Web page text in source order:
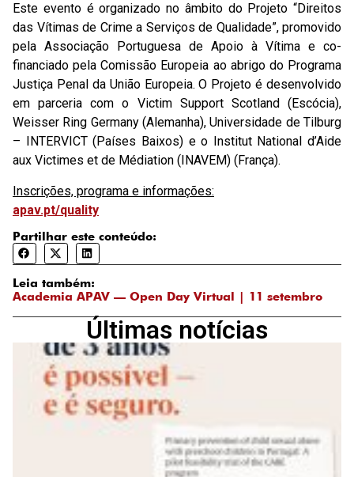
Este evento é organizado no âmbito do Projeto “Direitos
das Vítimas de Crime a Serviços de Qualidade”, promovido
pela Associação Portuguesa de Apoio à Vítima e co-
financiado pela Comissão Europeia ao abrigo do Programa
Justiça Penal da União Europeia. O Projeto é desenvolvido
em parceria com o Victim Support Scotland (Escócia),
Weisser Ring Germany (Alemanha), Universidade de Tilburg
– INTERVICT (Países Baixos) e o Institut National d’Aide
aux Victimes et de Médiation (INAVEM) (França).
Inscrições, programa e informações:
apav.pt/quality
Partilhar este conteúdo:
Leia também:
Academia APAV — Open Day Virtual | 11 setembro
Últimas notícias